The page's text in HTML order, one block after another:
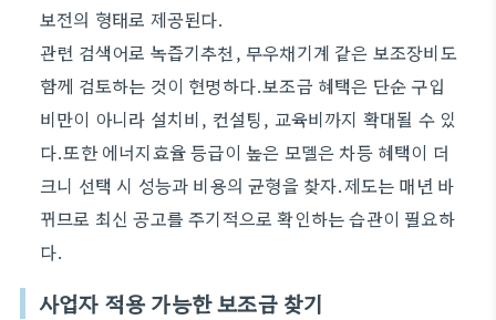
보전의 형태로 제공된다.
관련 검색어로 녹즙기추천, 무우채기계 같은 보조장비도
함께 검토하는 것이 현명하다.보조금 혜택은 단순 구입
비만이 아니라 설치비, 컨설팅, 교육비까지 확대될 수 있
다.또한 에너지효율 등급이 높은 모델은 차등 혜택이 더
크니 선택 시 성능과 비용의 균형을 찾자.제도는 매년 바
뀌므로 최신 공고를 주기적으로 확인하는 습관이 필요하
다.
사업자 적용 가능한 보조금 찾기